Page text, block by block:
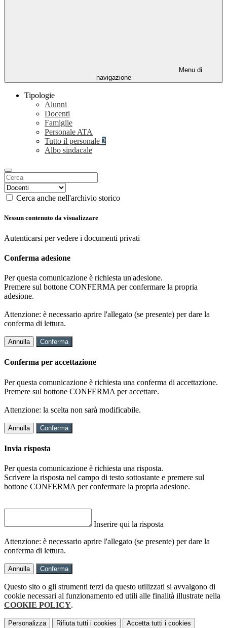
Menu di
navigazione
Tipologie
Alunni
Docenti
Famiglie
Personale ATA
Tutto il personale 2
Albo sindacale
Cerca anche nell'archivio storico
Nessun contenuto da visualizzare
Autenticarsi per vedere i documenti privati
Conferma adesione
Per questa comunicazione è richiesta un'adesione.
Premere sul bottone CONFERMA per confermare la propria
adesione.
Attenzione: è necessario aprire l'allegato (se presente) per dare la
conferma di lettura.
Annulla Conferma
Conferma per accettazione
Per questa comunicazione è richiesta una conferma di accettazione.
Premere sul bottone CONFERMA per accettare.
Attenzione: la scelta non sarà modificabile.
Annulla Conferma
Invia risposta
Per questa comunicazione è richiesta una risposta.
Scrivere la risposta nel campo di testo sottostante e premere sul
bottone CONFERMA per confermare la propria adesione.
Inserire qui la risposta
Attenzione: è necessario aprire l'allegato (se presente) per dare la
conferma di lettura.
Annulla Conferma
Questo sito o gli strumenti terzi da questo utilizzati si avvalgono di
cookie necessari al funzionamento ed utili alle finalità illustrate nella
COOKIE POLICY.
Personalizza Rifiuta tutti i cookies Accetta tutti i cookies